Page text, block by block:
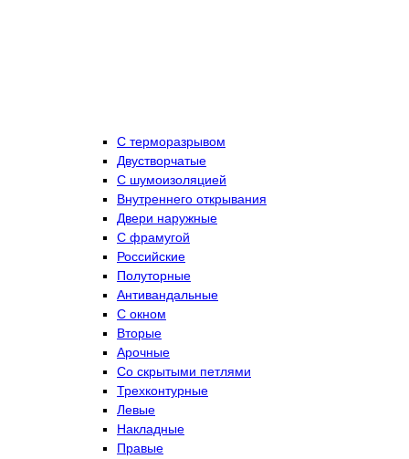
С терморазрывом
Двустворчатые
С шумоизоляцией
Внутреннего открывания
Двери наружные
С фрамугой
Российские
Полуторные
Антивандальные
С окном
Вторые
Арочные
Со скрытыми петлями
Трехконтурные
Левые
Накладные
Правые